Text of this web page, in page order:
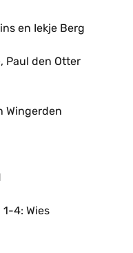
en Iekje Berg
Paul den Otter
Wingerden
4: Wies